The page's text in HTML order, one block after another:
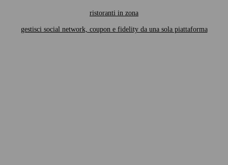
ristoranti in zona
gestisci social network, coupon e fidelity da una sola piattaforma